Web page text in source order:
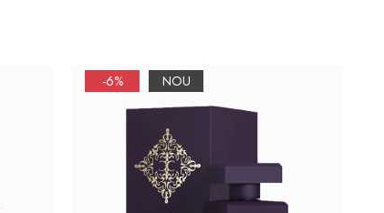
-6% NOU